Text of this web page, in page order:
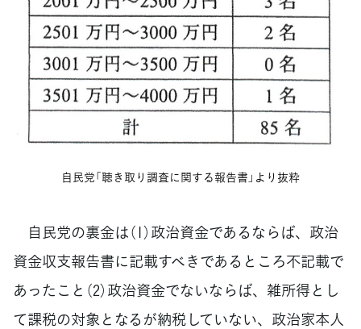
自民党「聴き取り調査に関する報告書」より抜粋
自民党の裏金は（1）政治資金であるならば、政治
資金収支報告書に記載すべきであるところ不記載で
あったこと（2）政治資金でないならば、雑所得とし
て課税の対象となるが納税していない、政治家本人